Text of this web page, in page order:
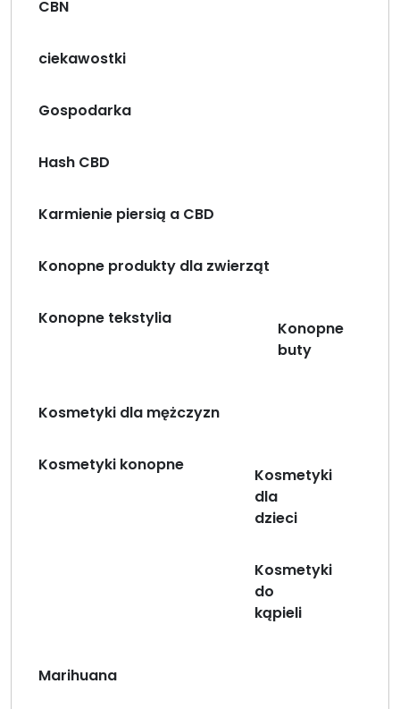
CBN
ciekawostki
Gospodarka
Hash CBD
Karmienie piersią a CBD
Konopne produkty dla zwierząt
Konopne tekstylia
Konopne
buty
Kosmetyki dla mężczyzn
Kosmetyki konopne
Kosmetyki
dla
dzieci
Kosmetyki
do
kąpieli
Marihuana